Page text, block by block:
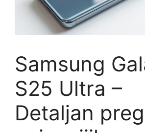
Samsung
S25 Ultra –
Detaljan